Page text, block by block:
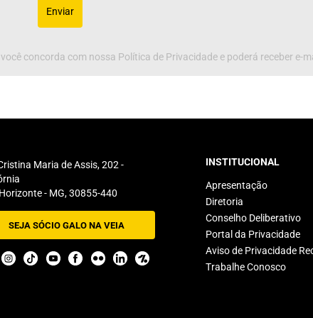
Enviar
você concorda com nossa Política de Privacidade e poderá receber e-
Maria de Assis, 202 -
- MG, 30855-440
SEJA SÓCIO GALO NA VEIA
INSTITUCIONAL
Apresentação
Diretoria
Conselho Deliberativo
Portal da Privacidade
Aviso de Privacidade
Trabalhe Conosco